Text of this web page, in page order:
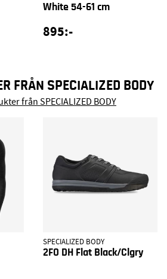
White 54-61 cm
895:-
FRÅN SPECIALIZED BODY
från SPECIALIZED BODY
SPECIALIZED BODY
2FO DH Flat Black/Clgry